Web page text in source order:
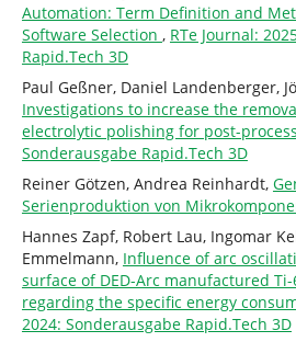
Automation: Term Definition and
Software Selection , RTe Journal:
Rapid.Tech 3D
Paul Geßner, Daniel Landenberger,
Investigations to increase the
electrolytic polishing for post-
Sonderausgabe Rapid.Tech 3D
Reiner Götzen, Andrea Reinhardt,
Serienproduktion von
Hannes Zapf, Robert Lau, Ingomar
Emmelmann, Influence of arc
surface of DED-Arc manufactured
regarding the specific energy
2024: Sonderausgabe Rapid.Tech 3D